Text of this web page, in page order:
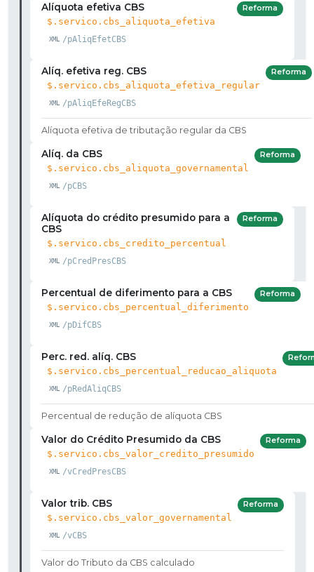
Alíquota efetiva CBS
$.servico.cbs_aliquota_efetiva
/pAliqEfetCBS
Reforma
Alíq. efetiva reg. CBS
$.servico.cbs_aliquota_efetiva_regular
/pAliqEfeRegCBS
Reforma
Alíquota efetiva de tributação regular da CBS
Alíq. da CBS
$.servico.cbs_aliquota_governamental
/pCBS
Reforma
Alíquota do crédito presumido para a
CBS
$.servico.cbs_credito_percentual
/pCredPresCBS
Reforma
Percentual de diferimento para a CBS
$.servico.cbs_percentual_diferimento
/pDifCBS
Reforma
Perc. red. alíq. CBS
$.servico.cbs_percentual_reducao_aliquota
/pRedAliqCBS
Percentual de redução de alíquota CBS
Valor do Crédito Presumido da CBS
$.servico.cbs_valor_credito_presumido
/vCredPresCBS
Reforma
Valor trib. CBS
$.servico.cbs_valor_governamental
/vCBS
Reforma
Valor do Tributo da CBS calculado